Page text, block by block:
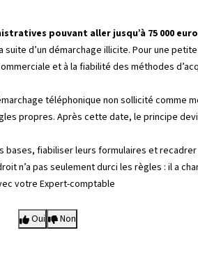
pouvant aller jusqu’à 75 000
suite d’un démarchage illicite. Pour une
et à la fiabilité des méthodes
téléphonique non sollicité comme
propres. Après cette date, le principe
fiabiliser leurs formulaires et
n’a pas seulement durci les règles : il a
votre Expert-comptable
Oui
Non